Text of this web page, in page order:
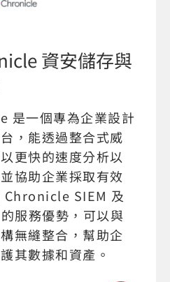
資安儲存與
是一個專為企業設計
，能透過整合式威
更快的速度分析以
協助企業採取有效
Chronicle SIEM 及
服務優勢，可以與
無縫整合，幫助企
其數據和資產。